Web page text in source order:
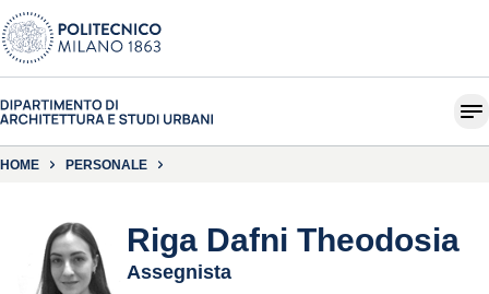
HOME PERSONALE
Riga Dafni Theodosia
Assegnista